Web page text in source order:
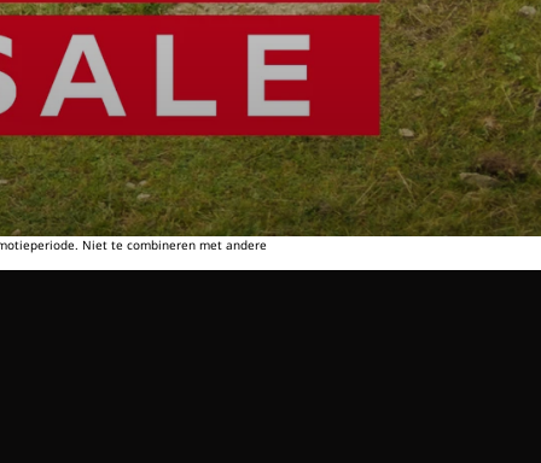
Niet te combineren met andere